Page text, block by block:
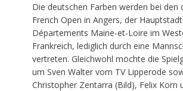
Die deutschen Farben werden bei den
French Open in Angers, der
Départements Maine-et-Loire im
Frankreich, lediglich durch eine
vertreten. Gleichwohl möchte die
um Sven Walter vom TV Lipperode
Christopher Zentarra (Bild), Felix Korn